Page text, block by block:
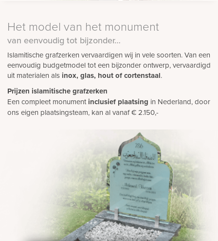
Het model van het monument
van eenvoudig tot bijzonder…
Islamitische grafzerken vervaardigen wij in vele soorten. Van een
eenvoudig budgetmodel tot een bijzonder ontwerp, vervaardigd
uit materialen als inox, glas, hout of cortenstaal.
Prijzen islamitische grafzerken
Een compleet monumentinclusief plaatsing in Nederland, door
ons eigen plaatsingsteam, kan al vanaf € 2.150,-